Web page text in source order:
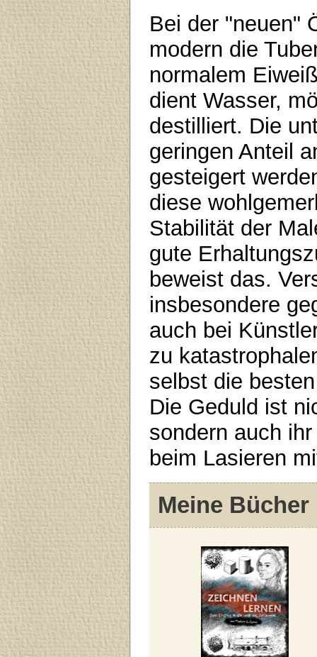
Bei der "neuen"
modern die
normalem
dient Wasser,
destilliert. Die
geringen Anteil
gesteigert
diese
Stabilität der
gute
beweist das.
insbesondere
auch bei
zu
selbst die
Die Geduld ist
sondern auch
beim Lasieren
Meine